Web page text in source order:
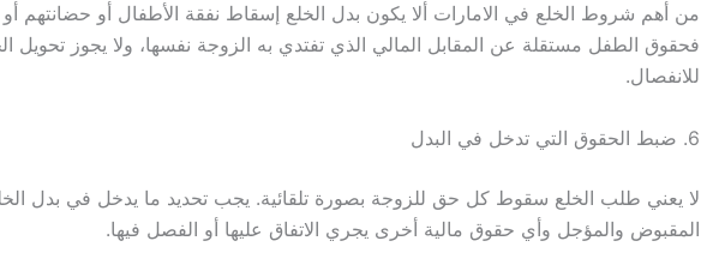
من أهم شروط الخلع في الامارات ألا يكون بدل الخلع إسقاط نفقة الأطفال أو
فحقوق الطفل مستقلة عن المقابل المالي الذي تفتدي به الزوجة نفسها، ولا يجوز تحويل
للانفصال.
6. ضبط الحقوق التي تدخل في البدل
لا يعني طلب الخلع سقوط كل حق للزوجة بصورة تلقائية. يجب تحديد ما يدخل في بدل
المقبوض والمؤجل وأي حقوق مالية أخرى يجري الاتفاق عليها أو الفصل فيها.